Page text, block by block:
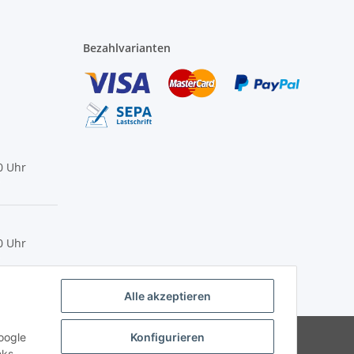
Uhr
Uhr
Bezahlvarianten
Powered by
Alle akzeptieren
Konfigurieren